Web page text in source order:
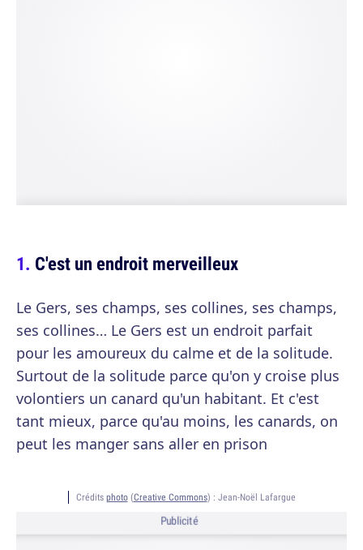
C'est un endroit merveilleux
Le Gers, ses champs, ses collines, ses champs,
ses collines… Le Gers est un endroit parfait
pour les amoureux du calme et de la solitude.
Surtout de la solitude parce qu'on y croise plus
volontiers un canard qu'un habitant. Et c'est
tant mieux, parce qu'au moins, les canards, on
peut les manger sans aller en prison
Crédits photo(Creative Commons) : Jean-Noël Lafargue
Publicité